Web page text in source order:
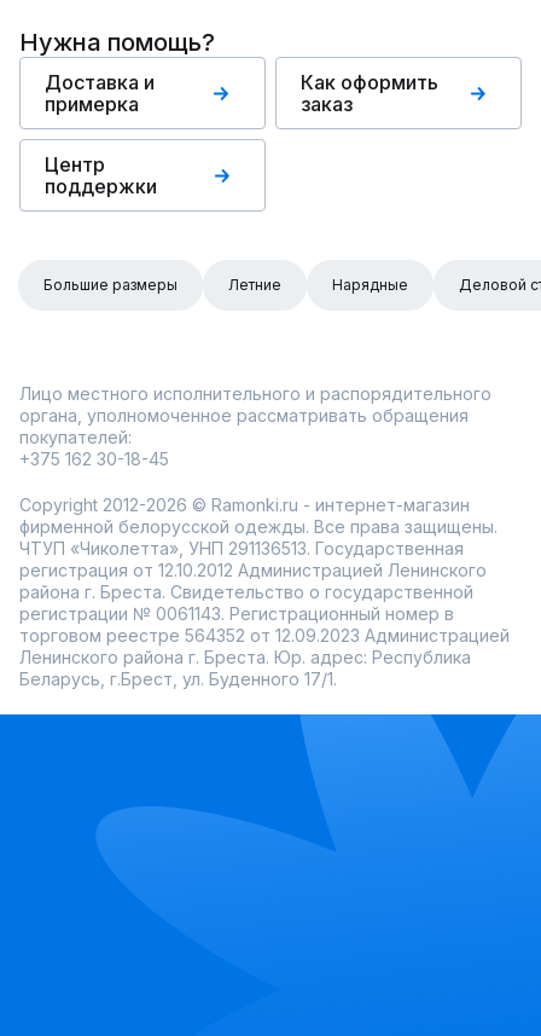
Нужна помощь?
Доставка и
примерка
Как оформить
заказ
Центр
поддержки
Большие размеры Летние Нарядные Деловой
Лицо местного исполнительного и распорядительного
органа, уполномоченное рассматривать обращения
покупателей:
+375 162 30-18-45
Copyright 2012-2026 © Ramonki.ru - интернет-магазин
фирменной белорусской одежды. Все права защищены.
ЧТУП «Чиколетта», УНП 291136513. Государственная
регистрация от 12.10.2012 Администрацией Ленинского
района г. Бреста. Свидетельство о государственной
регистрации № 0061143. Регистрационный номер в
торговом реестре 564352 от 12.09.2023 Администрацией
Ленинского района г. Бреста. Юр. адрес: Республика
Беларусь, г.Брест, ул. Буденного 17/1.